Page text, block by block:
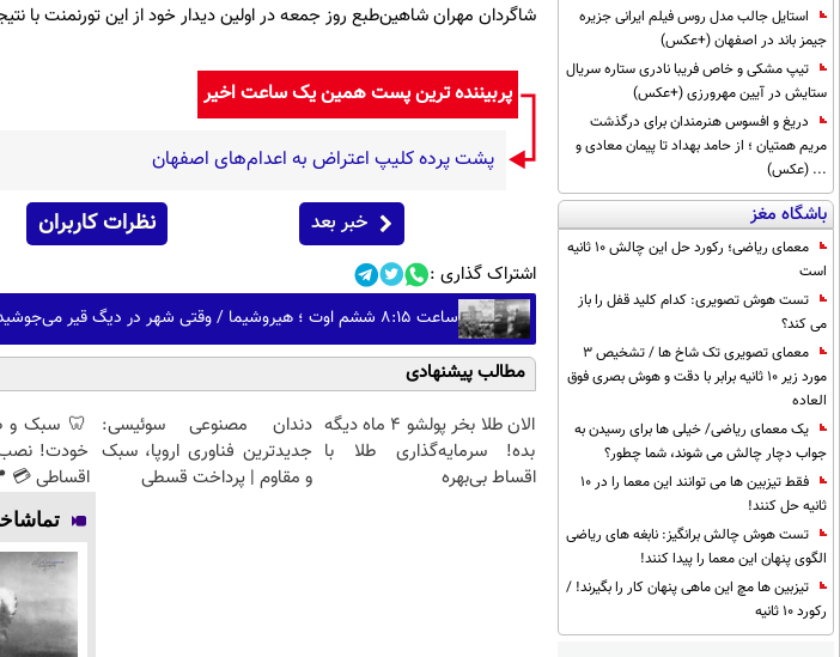
استایل جالب مدل روس فیلم ایرانی جزیره
جیمز باند در اصفهان (+عکس)
تیپ مشکی و خاص فریبا نادری ستاره سریال
ستایش در آیین مهرورزی (+عکس)
دریغ و افسوس هنرمندان برای درگذشت
مریم همتیان ؛ از حامد بهداد تا پیمان معادی و
... (عکس)
باشگاه مغز
معمای ریاضی؛ رکورد حل این چالش 10 ثانیه
است
تست هوش تصویری: کدام کلید قفل را باز
می کند؟
معمای تصویری تک شاخ ها / تشخیص 3
مورد زیر 10 ثانیه برابر با دقت و هوش بصری فوق
العاده
یک معمای ریاضی/ خیلی ها برای رسیدن به
جواب دچار چالش می شوند، شما چطور؟
فقط تیزبین ها می توانند این معما را در 10
ثانیه حل کنند!
تست هوش چالش برانگیز: نابغه های ریاضی
الگوی پنهان این معما را پیدا کنند!
تیزبین ها مچ این ماهی پنهان کار را بگیرند! /
رکورد 10 ثانیه
شاگردان مهران شاهین‌طبع روز جمعه در اولین دیدار خود از این تورنمنت با نتیجه ۷۹ - ۷۴ اسلواکی را شکست داده
پربیننده ترین پست همین یک ساعت اخیر
پشت پرده کلیپ اعتراض به اعدام‌های اصفهان
خبر بعد نظرات کاربران
اشتراک گذاری :
ساعت ۸:۱۵ ششم اوت ؛ هیروشیما / وقتی شهر در دیگ قیر می‌جوشید
مطالب پیشنهادی
الان طلا بخر پولشو 4 ماه دیگه
بده! سرمایه‌گذاری طلا با
اقساط بی‌بهره
دندان مصنوعی سوئیسی:
جدیدترین فناوری اروپا، سبک
و مقاوم | پرداخت قسطی
🦷 سبک و
خودت!
اقساطی 💳